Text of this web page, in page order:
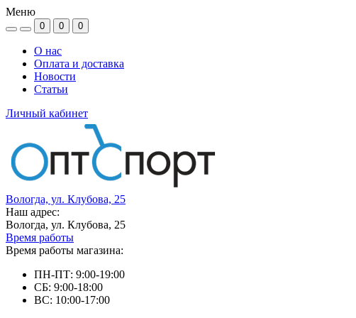
Меню
0 0 0
О нас
Оплата и доставка
Новости
Статьи
Личный кабинет
Вологда, ул. Клубова, 25
Наш адрес:
Вологда, ул. Клубова, 25
Время работы
Время работы магазина:
ПН-ПТ: 9:00-19:00
СБ: 9:00-18:00
ВС: 10:00-17:00